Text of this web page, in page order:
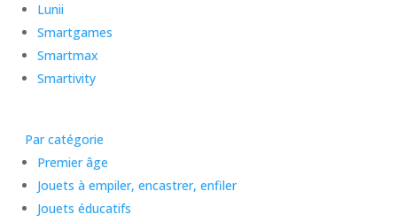
Lunii
Smartgames
Smartmax
Smartivity
Par catégorie
Premier âge
Jouets à empiler, encastrer, enfiler
Jouets éducatifs